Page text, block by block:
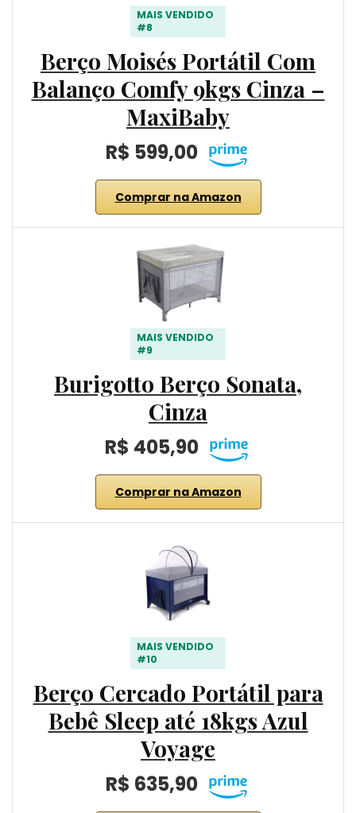
MAIS VENDIDO
#8
Berço Moisés Portátil Com
Balanço Comfy 9kgs Cinza –
MaxiBaby
R$ 599,00
Comprar na Amazon
MAIS VENDIDO
#9
Burigotto Berço Sonata,
Cinza
R$ 405,90
Comprar na Amazon
MAIS VENDIDO
#10
Berço Cercado Portátil para
Bebê Sleep até 18kgs Azul
Voyage
R$ 635,90